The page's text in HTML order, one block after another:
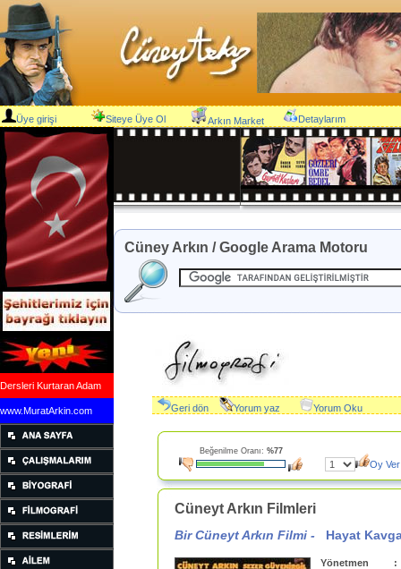
Üye girişi Siteye Üye Ol Arkın Market Detaylarım
Dersleri Kurtaran Adam
www.MuratArkin.com
Cüney Arkın / Google Arama Motoru
Geri dön Yorum yaz Yorum Oku
Beğenilme Oranı: %77
Oy Ver
Cüneyt Arkın Filmleri
Bir Cüneyt Arkın Filmi - Hayat
Yönetmen
: